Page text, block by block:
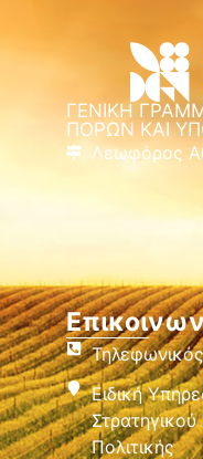
ΓΕΝΙΚΗ
ΠΟΡΩΝ ΚΑΙ
Λεωφόρος
Ειδική
Στρατηγικού
Πολιτικής